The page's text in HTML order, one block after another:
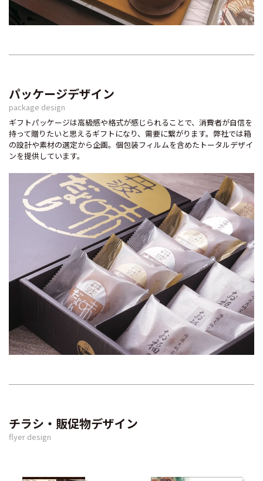
パッケージデザイン
package design
ギフトパッケージは高級感や格式が感じられることで、消費者が自信を
持って贈りたいと思えるギフトになり、需要に繋がります。弊社では箱
の設計や素材の選定から企画。個包装フィルムを含めたトータルデザイ
ンを提供しています。
チラシ・販促物デザイン
flyer design